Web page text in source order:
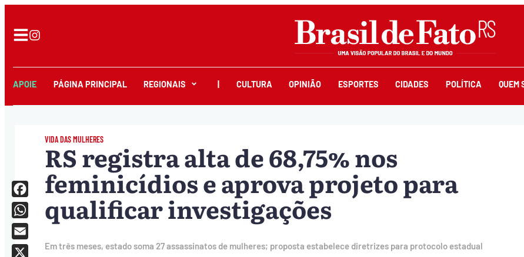
APOIE PÁGINA PRINCIPAL REGIONAIS CULTURA OPINIÃO ESPORTES CIDADES POLÍTICA QUEM
VIDA DAS MULHERES
RS registra alta de 68,75% nos
feminicídios e aprova projeto para
qualificar investigações
Em três meses, estado soma 27 assassinatos de mulheres; proposta estabelece diretrizes para protocolo estadual
Facebook
WhatsApp
Email